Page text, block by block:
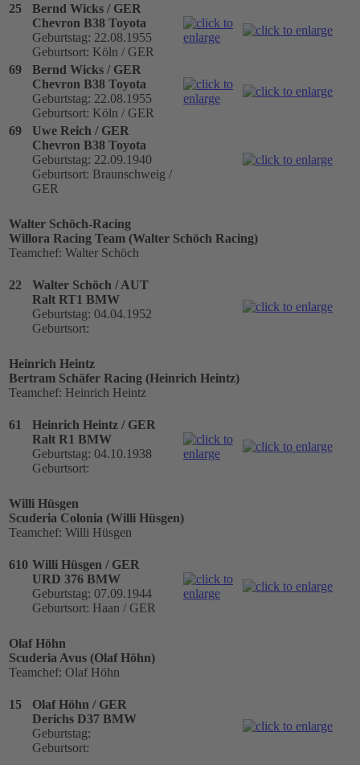
25
Bernd Wicks / GER
Chevron B38 Toyota
Geburtstag: 22.08.1955
Geburtsort: Köln / GER
69
Bernd Wicks / GER
Chevron B38 Toyota
Geburtstag: 22.08.1955
Geburtsort: Köln / GER
69
Uwe Reich / GER
Chevron B38 Toyota
Geburtstag: 22.09.1940
Geburtsort: Braunschweig /
GER
Walter Schöch-Racing
Willora Racing Team (Walter Schöch Racing)
Teamchef: Walter Schöch
22
Walter Schöch / AUT
Ralt RT1 BMW
Geburtstag: 04.04.1952
Geburtsort:
Heinrich Heintz
Bertram Schäfer Racing (Heinrich Heintz)
Teamchef: Heinrich Heintz
61
Heinrich Heintz / GER
Ralt R1 BMW
Geburtstag: 04.10.1938
Geburtsort:
Willi Hüsgen
Scuderia Colonia (Willi Hüsgen)
Teamchef: Willi Hüsgen
610 Willi Hüsgen / GER
URD 376 BMW
Geburtstag: 07.09.1944
Geburtsort: Haan / GER
Olaf Höhn
Scuderia Avus (Olaf Höhn)
Teamchef: Olaf Höhn
15
Olaf Höhn / GER
Derichs D37 BMW
Geburtstag:
Geburtsort: